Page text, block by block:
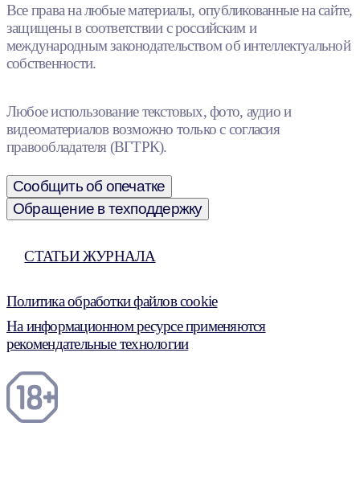
Все права на любые материалы, опубликованные на сайте,
защищены в соответствии с российским и
международным законодательством об интеллектуальной
собственности.
Любое использование текстовых, фото, аудио и
видеоматериалов возможно только с согласия
правообладателя (ВГТРК).
Сообщить об опечатке
Обращение в техподдержку
СТАТЬИ ЖУРНАЛА
Политика обработки файлов cookie
На информационном ресурсе применяются
рекомендательные технологии